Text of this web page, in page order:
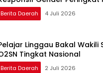
Berita Daerah 4 Juli 2026
Linggau Bakal Wakili
Tingkat Nasional
Berita Daerah 2 Juli 2026